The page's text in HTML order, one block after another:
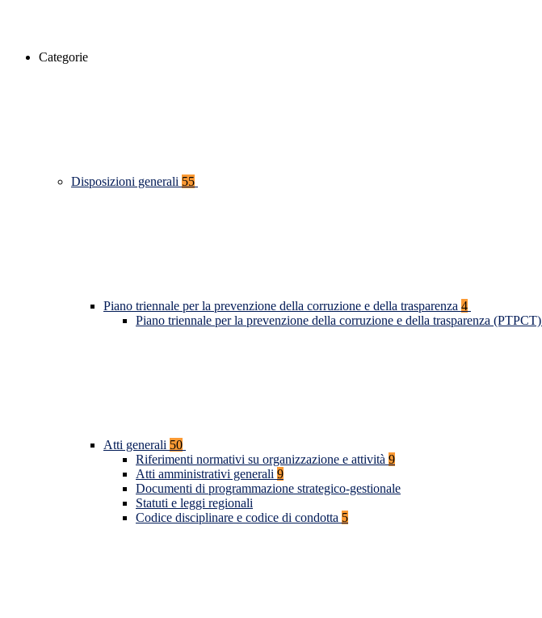
Categorie
Disposizioni generali 55
Piano triennale per la prevenzione della corruzione e della trasparenza 4
Piano triennale per la prevenzione della corruzione e della trasparenza (PTPCT)
Atti generali 50
Riferimenti normativi su organizzazione e attività 9
Atti amministrativi generali 9
Documenti di programmazione strategico-gestionale
Statuti e leggi regionali
Codice disciplinare e codice di condotta 5